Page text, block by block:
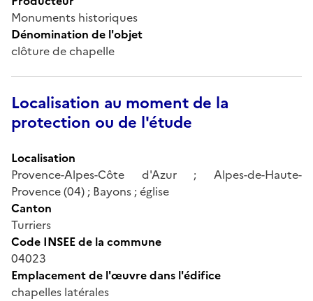
Monuments historiques
Dénomination de l'objet
clôture de chapelle
Localisation au moment de la
protection ou de l'étude
Localisation
Provence-Alpes-Côte d'Azur ; Alpes-de-Haute-
Provence (04) ; Bayons ; église
Canton
Turriers
Code INSEE de la commune
04023
Emplacement de l'œuvre dans l'édifice
chapelles latérales